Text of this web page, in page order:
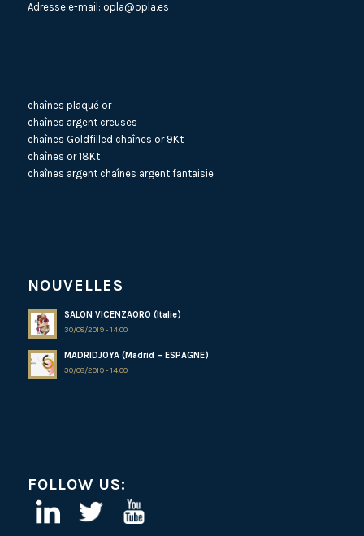
Adresse e-mail: opla@opla.es
chaînes plaqué or
chaînes argent creuses
chaînes Goldfilled chaînes or 9Kt
chaînes or 18Kt
chaînes argent chaînes argent fantaisie
NOUVELLES
SALON VICENZAORO (Italie)
30/08/2019 - 14:00
MADRIDJOYA (Madrid – ESPAGNE)
30/08/2019 - 14:00
FOLLOW US: